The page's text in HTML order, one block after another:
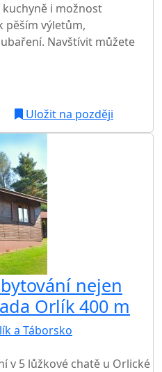
i možnost
pěším výletům,
Navštívit můžete
Uložit na později
nejen
Orlík 400 m
a Táborsko
v 5 lůžkové chatě u Orlické